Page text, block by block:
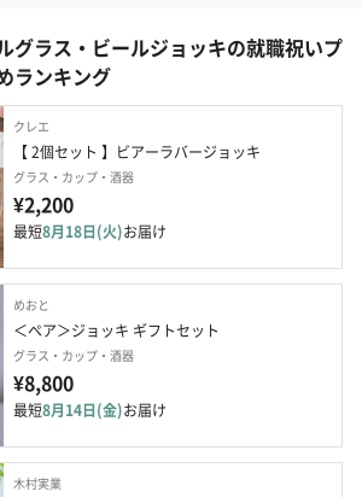
グラス・ビールジョッキの就職祝いプ
ランキング
クレエ
【 2個セット 】ビアーラバージョッキ
グラス・カップ・酒器
¥2,200
最短8月18日(火)お届け
めおと
＜ペア＞ジョッキ ギフトセット
グラス・カップ・酒器
¥8,800
最短8月14日(金)お届け
木村実業